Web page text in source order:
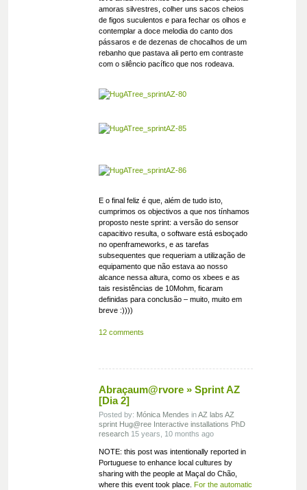
amoras silvestres, colher uns sacos cheios
de figos suculentos e para fechar os olhos e
contemplar a doce melodia do canto dos
pássaros e de dezenas de chocalhos de um
rebanho que pastava ali perto em contraste
com o silêncio pacífico que nos rodeava.
E o final feliz é que, além de tudo isto,
cumprimos os objectivos a que nos tínhamos
proposto neste sprint: a versão do sensor
capacitivo resulta, o software está esboçado
no openframeworks, e as tarefas
subsequentes que requeriam a utilização de
equipamento que não estava ao nosso
alcance nessa altura, como os xbees e as
tais resistências de 10Mohm, ficaram
definidas para conclusão – muito, muito em
breve :))))
12 comments
Abraçaum@rvore » Sprint AZ
[Dia 2]
Posted by: Mónica Mendes inAZ labs AZ
sprint Hug@ree Interactive installations PhD
research15 years, 10 months ago
NOTE: this post was intentionally reported in
Portuguese to enhance local cultures by
sharing with the people at Maçal do Chão,
where this event took place. For the automatic